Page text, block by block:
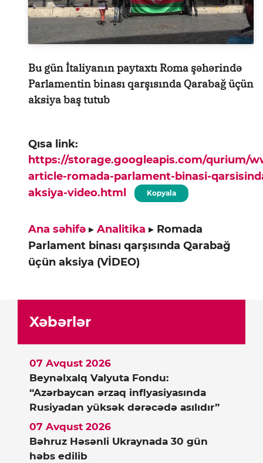
Bu gün İtaliyanın paytaxtı Roma şəhərində
Parlamentin binası qarşısında Qarabağ üçün
aksiya baş tutub
Qısa link:
https://storage.googleapis.com/qurium/
article-romada-parlament-binasi-
aksiya-video.html
Kopyala
Ana səhifə ▸ Analitika ▸ Romada
Parlament binası qarşısında Qarabağ
üçün aksiya (VİDEO)
Xəbərlər
Beynəlxalq Valyuta Fondu:
“Azərbaycan ərzaq inflyasiyasında
Rusiyadan yüksək dərəcədə asılıdır”
07 Avqust 2026
Bəhruz Həsənli Ukraynada 30 gün
həbs edilib
07 Avqust 2026